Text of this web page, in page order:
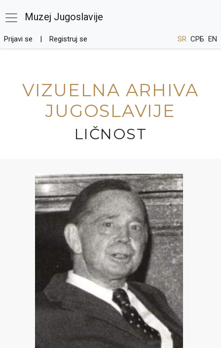
Muzej Jugoslavije
Prijavi se Registruj se SR СРБ EN
VIZUELNA ARHIVA
JUGOSLAVIJE
LIČNOST